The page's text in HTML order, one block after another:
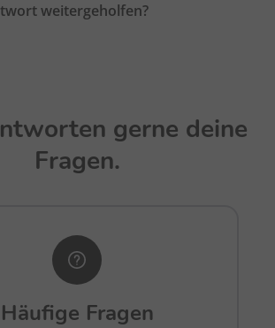
weitergeholfen?
gerne deine
Fragen.
Häufige Fragen